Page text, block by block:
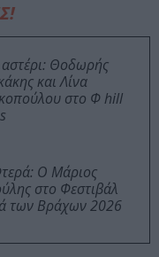
αστέρι: Θοδωρής
και Λίνα
στο Φ hill
Ο Μάριος
στο Φεστιβάλ
των Βράχων 2026